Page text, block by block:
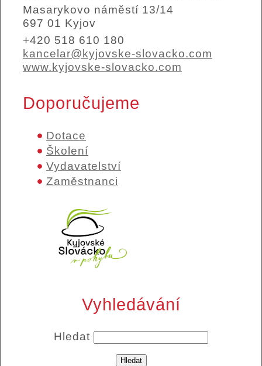
Masarykovo náměstí 13/14
697 01 Kyjov
+420 518 610 180
kancelar@kyjovske-slovacko.com
www.kyjovske-slovacko.com
Doporučujeme
Dotace
Školení
Vydavatelství
Zaměstnanci
Vyhledávání
Hledat